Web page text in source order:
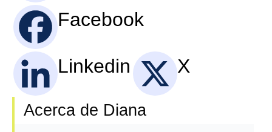
Facebook
Linkedin X
Acerca de Diana